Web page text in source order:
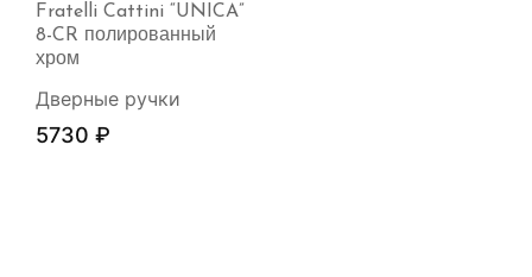
Fratelli Cattini “UNICA”
8-CR полированный
хром
Дверные ручки
5730 ₽